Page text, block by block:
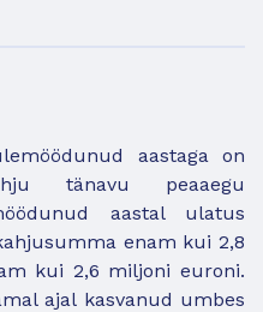
aastaga on
tänavu peaaegu
aastal ulatus
enam kui 2,8
kui 2,6 miljoni euroni.
ajal kasvanud umbes